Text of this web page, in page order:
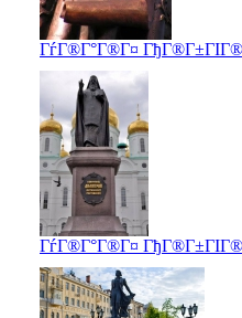
ГѓГ®Г°Г®Г¤
ГѓГ®Г°Г®Г¤